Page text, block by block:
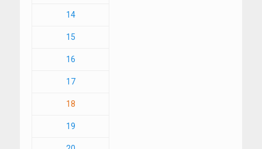
14
15
16
17
18
19